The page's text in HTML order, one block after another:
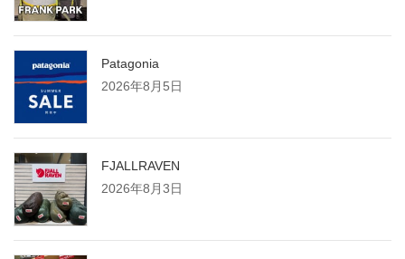
Patagonia
2026年8月5日
FJALLRAVEN
2026年8月3日